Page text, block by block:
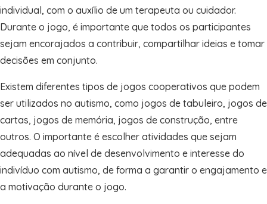
individual, com o auxílio de um terapeuta ou cuidador.
Durante o jogo, é importante que todos os participantes
sejam encorajados a contribuir, compartilhar ideias e tomar
decisões em conjunto.
Existem diferentes tipos de jogos cooperativos que podem
ser utilizados no autismo, como jogos de tabuleiro, jogos de
cartas, jogos de memória, jogos de construção, entre
outros. O importante é escolher atividades que sejam
adequadas ao nível de desenvolvimento e interesse do
indivíduo com autismo, de forma a garantir o engajamento e
a motivação durante o jogo.